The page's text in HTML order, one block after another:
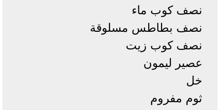
نصف كوب ماء
نصف بطاطس مسلوقة
نصف كوب زيت
عصير ليمون
خل
ثوم مفروم